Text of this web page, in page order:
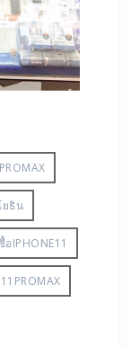
ยธิน
อIPHONE11